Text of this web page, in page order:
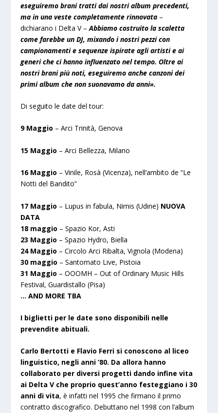
eseguiremo brani tratti dai nostri album precedenti,
ma in una veste completamente rinnovata –
dichiarano i Delta V – Abbiamo costruito la scaletta
come farebbe un DJ, mixando i nostri pezzi con
campionamenti e sequenze ispirate agli artisti e ai
generi che ci hanno influenzato nel tempo. Oltre ai
nostri brani più noti, eseguiremo anche canzoni dei
primi album che non suonavamo da anni».
Di seguito le date del tour:
9 Maggio – Arci Trinità, Genova
15 Maggio – Arci Bellezza, Milano
16 Maggio – Vinile, Rosà (Vicenza), nell’ambito de “Le
Notti del Bandito”
17 Maggio – Lupus in fabula, Nimis (Udine) NUOVA
DATA
18 maggio – Spazio Kor, Asti
23 Maggio – Spazio Hydro, Biella
24 Maggio – Circolo Arci Ribalta, Vignola (Modena)
30 maggio – Santomato Live, Pistoia
31 Maggio – OOOMH – Out of Ordinary Music Hills
Festival, Guardistallo (Pisa)
… AND MORE TBA
I biglietti per le date sono disponibili nelle
prevendite abituali.
Carlo Bertotti e Flavio Ferri si conoscono al liceo
linguistico, negli anni ’80. Da allora hanno
collaborato per diversi progetti dando infine vita
ai Delta V che proprio quest’anno festeggiano i 30
anni di vita, è infatti nel 1995 che firmano il primo
contratto discografico. Debuttano nel 1998 con l’album